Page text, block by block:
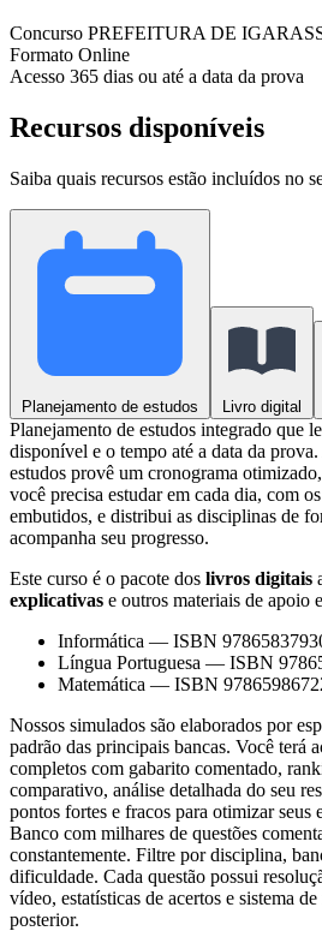
Concurso PREFEITURA DE
Formato Online
Acesso 365 dias ou até a data da prova
Recursos disponíveis
Saiba quais recursos estão incluídos no
Planejamento de estudos Livro digital
Planejamento de estudos integrado que
disponível e o tempo até a data da
estudos provê um cronograma
você precisa estudar em cada dia, com
embutidos, e distribui as disciplinas de
acompanha seu progresso.
Este curso é o pacote dos livros digitais
explicativas e outros materiais de apoio
Informática — ISBN
Língua Portuguesa — ISBN
Matemática — ISBN
Nossos simulados são elaborados por
padrão das principais bancas. Você terá
completos com gabarito comentado,
comparativo, análise detalhada do seu
pontos fortes e fracos para otimizar seus
Banco com milhares de questões
constantemente. Filtre por disciplina,
dificuldade. Cada questão possui
vídeo, estatísticas de acertos e sistema
posterior.